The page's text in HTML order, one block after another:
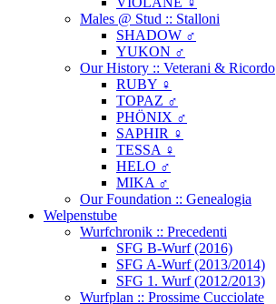
Males @ Stud :: Stalloni
SHADOW ♂
YUKON ♂
Our History :: Veterani & Ricordo
RUBY ♀
TOPAZ ♂
PHÖNIX ♂
SAPHIR ♀
TESSA ♀
HELO ♂
MIKA ♂
Our Foundation :: Genealogia
Welpenstube
Wurfchronik :: Precedenti
SFG B-Wurf (2016)
SFG A-Wurf (2013/2014)
SFG 1. Wurf (2012/2013)
Wurfplan :: Prossime Cucciolate